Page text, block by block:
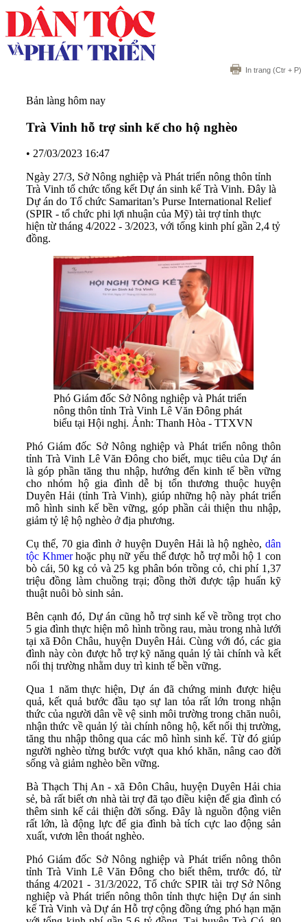
In trang (Ctr + P)
Bản làng hôm nay
Trà Vinh hỗ trợ sinh kế cho hộ nghèo
• 27/03/2023 16:47
Ngày 27/3, Sở Nông nghiệp và Phát triển nông thôn tỉnh
Trà Vinh tổ chức tổng kết Dự án sinh kế Trà Vinh. Đây là
Dự án do Tổ chức Samaritan’s Purse International Relief
(SPIR - tổ chức phi lợi nhuận của Mỹ) tài trợ tỉnh thực
hiện từ tháng 4/2022 - 3/2023, với tổng kinh phí gần 2,4 tỷ
đồng.
Phó Giám đốc Sở Nông nghiệp và Phát triển
nông thôn tỉnh Trà Vinh Lê Văn Đông phát
biểu tại Hội nghị. Ảnh: Thanh Hòa - TTXVN
Phó Giám đốc Sở Nông nghiệp và Phát triển nông thôn
tỉnh Trà Vinh Lê Văn Đông cho biết, mục tiêu của Dự án
là góp phần tăng thu nhập, hướng đến kinh tế bền vững
cho nhóm hộ gia đình dễ bị tổn thương thuộc huyện
Duyên Hải (tỉnh Trà Vinh), giúp những hộ này phát triển
mô hình sinh kế bền vững, góp phần cải thiện thu nhập,
giảm tỷ lệ hộ nghèo ở địa phương.
Cụ thể, 70 gia đình ở huyện Duyên Hải là hộ nghèo, dân
tộc Khmerhoặc phụ nữ yếu thế được hỗ trợ mỗi hộ 1 con
bò cái, 50 kg cỏ và 25 kg phân bón trồng cỏ, chi phí 1,37
triệu đồng làm chuồng trại; đồng thời được tập huấn kỹ
thuật nuôi bò sinh sản.
Bên cạnh đó, Dự án cũng hỗ trợ sinh kế về trồng trọt cho
5 gia đình thực hiện mô hình trồng rau, màu trong nhà lưới
tại xã Đôn Châu, huyện Duyên Hải. Cùng với đó, các gia
đình này còn được hỗ trợ kỹ năng quản lý tài chính và kết
nối thị trường nhằm duy trì kinh tế bền vững.
Qua 1 năm thực hiện, Dự án đã chứng minh được hiệu
quả, kết quả bước đầu tạo sự lan tỏa rất lớn trong nhận
thức của người dân về vệ sinh môi trường trong chăn nuôi,
nhận thức về quản lý tài chính nông hộ, kết nối thị trường,
tăng thu nhập thông qua các mô hình sinh kế. Từ đó giúp
người nghèo từng bước vượt qua khó khăn, nâng cao đời
sống và giảm nghèo bền vững.
Bà Thạch Thị An - xã Đôn Châu, huyện Duyên Hải chia
sẻ, bà rất biết ơn nhà tài trợ đã tạo điều kiện để gia đình có
thêm sinh kế cải thiện đời sống. Đây là nguồn động viên
rất lớn, là động lực để gia đình bà tích cực lao động sản
xuất, vươn lên thoát nghèo.
Phó Giám đốc Sở Nông nghiệp và Phát triển nông thôn
tỉnh Trà Vinh Lê Văn Đông cho biết thêm, trước đó, từ
tháng 4/2021 - 31/3/2022, Tổ chức SPIR tài trợ Sở Nông
nghiệp và Phát triển nông thôn tỉnh thực hiện Dự án sinh
kế Trà Vinh và Dự án Hỗ trợ cộng đồng ứng phó hạn mặn